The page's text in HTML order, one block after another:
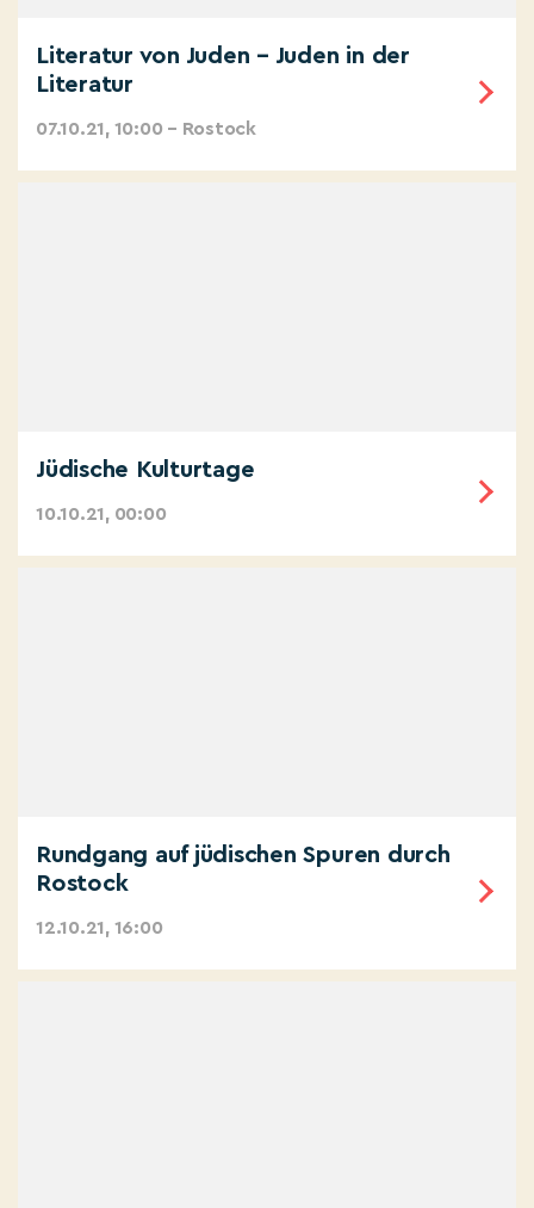
Literatur von Juden – Juden in der
Literatur
07.10.21, 10:00 – Rostock
Jüdische Kulturtage
10.10.21, 00:00
Rundgang auf jüdischen Spuren durch
Rostock
12.10.21, 16:00